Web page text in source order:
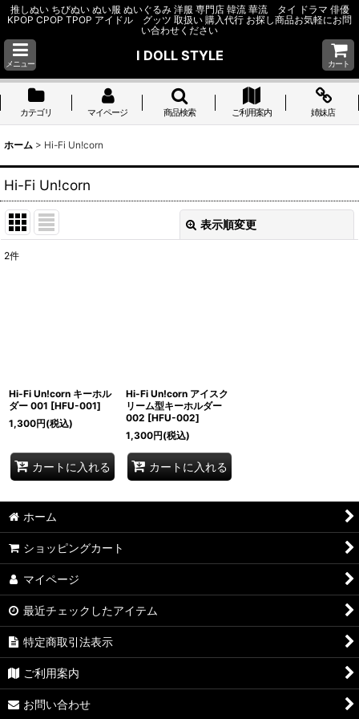
推しぬい ちびぬい ぬい服 ぬいぐるみ 洋服 専門店 韓流 華流 タイ ドラマ 俳優
KPOP CPOP TPOP アイドル グッツ 取扱い 購入代行 お探し商品お気軽にお問
い合わせください
メニュー
I DOLL STYLE
カート
カテゴリ マイページ 商品検索 ご利用案内 姉妹店
ホーム > Hi-Fi Un!corn
Hi-Fi Un!corn
表示順変更
絞り込む
2件
Hi-Fi Un!corn キーホル
ダー 001 [HFU-001]
1,300円(税込)
カートに入れる
Hi-Fi Un!corn アイスク
リーム型キーホルダー
002 [HFU-002]
1,300円(税込)
カートに入れる
ホーム
ショッピングカート
マイページ
最近チェックしたアイテム
特定商取引法表示
ご利用案内
お問い合わせ